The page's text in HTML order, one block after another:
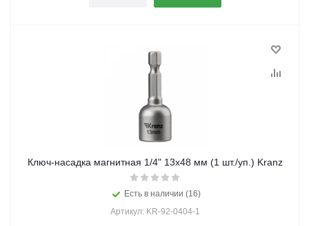
Ключ-насадка магнитная 1/4" 13x48 мм (1 шт./уп.) Kranz
Есть в наличии (16)
Артикул: KR-92-0404-1